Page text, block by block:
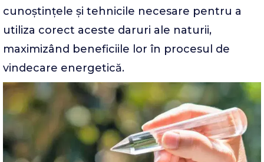
cunoștințele și tehnicile necesare pentru a
utiliza corect aceste daruri ale naturii,
maximizând beneficiile lor în procesul de
vindecare energetică.